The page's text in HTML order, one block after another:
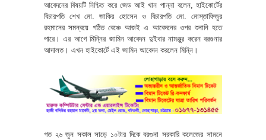
আবেদনের বিষয়টি নিশ্চিত করে জেড আই খান পান্না বলেন, হাইকোর্টের
বিচারপতি শেখ মো. জাকির হোসেন ও বিচারপতি মো. মোস্তাফিজুর
রহমানের সমন্বয়ে গঠিত বেঞ্চে আজই এ আবেদনের ওপর শুনানি হতে
পারে। এর আগে মিন্নির জামিন আবেদন দুইবার নামঞ্জুর করেন বরগুনার
আদালত। এখন হাইকোর্টে এই জামিন আবেদন করলেন মিন্নি।
গত ২৬ জুন সকাল সাড়ে ১০টার দিকে বরগুনা সরকারি কলেজের সামনে